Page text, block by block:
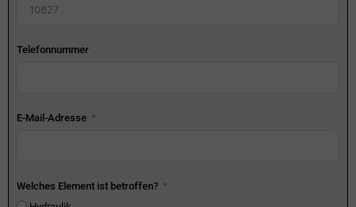
Telefonnummer
E-Mail-Adresse
Welches Element ist betroffen?